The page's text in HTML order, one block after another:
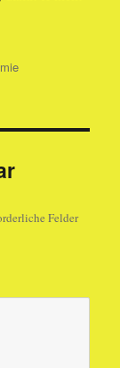
Felder